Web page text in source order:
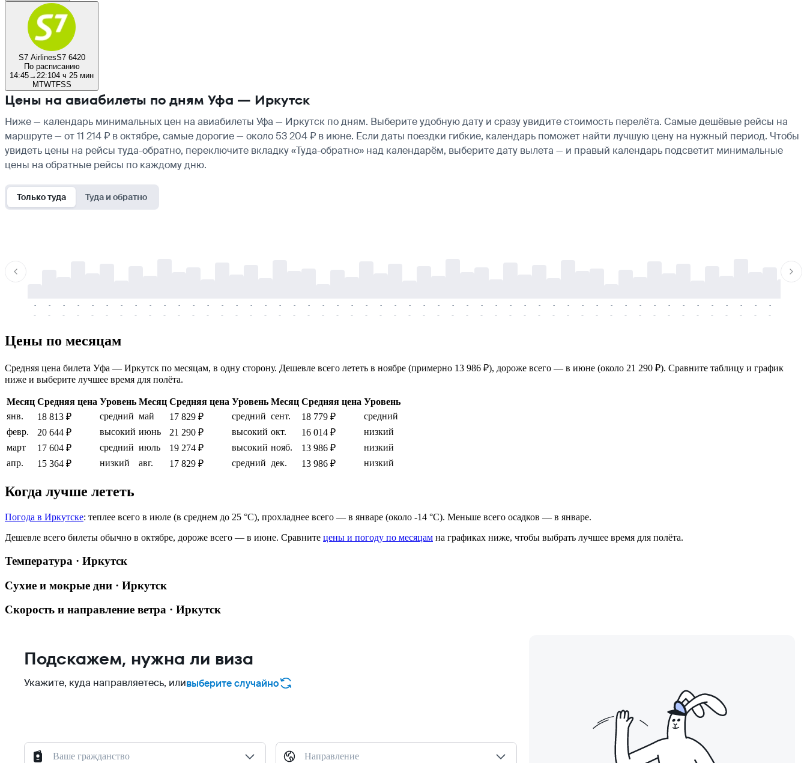
S7 AirlinesS7 6420
По расписанию
14:45→ 22:104 ч 25 мин
MTWTFSS
Цены на авиабилеты по дням Уфа — Иркутск
Ниже — календарь минимальных цен на авиабилеты Уфа — Иркутск по дням. Выберите удобную дату и сразу увидите стоимость перелёта. Самые дешёвые рейсы на
маршруте — от 11 214 ₽ в октябре, самые дорогие — около 53 204 ₽ в июне. Если даты поездки гибкие, календарь поможет найти лучшую цену на нужный период. Чтобы
увидеть цены на рейсы туда-обратно, переключите вкладку «Туда-обратно» над календарём, выберите дату вылета — и правый календарь подсветит минимальные
цены на обратные рейсы по каждому дню.
Только туда Туда и обратно
-
-
-
-
-
-
-
-
-
-
-
-
-
-
-
-
-
-
-
-
-
-
-
-
-
-
-
-
-
-
-
-
-
-
-
-
-
-
-
-
-
-
-
-
-
-
-
-
-
-
-
-
-
-
-
-
-
-
-
-
-
-
-
-
-
-
-
-
-
-
-
-
-
-
-
-
-
-
-
-
-
-
-
-
-
-
-
-
-
-
-
-
-
-
-
-
-
-
-
-
-
-
-
-
Цены по месяцам
Средняя цена билета Уфа — Иркутск по месяцам, в одну сторону. Дешевле всего лететь в ноябре (примерно 13 986 ₽), дороже всего — в июне (около 21 290 ₽). Сравните таблицу и график
ниже и выберите лучшее время для полёта.
Месяц Средняя цена Уровень Месяц Средняя цена Уровень Месяц Средняя цена Уровень
янв.
18 813 ₽ средний май 17 829 ₽ средний сент. 18 779 ₽
средний
февр.
20 644 ₽ высокий июнь 21 290 ₽ высокий окт. 16 014 ₽
низкий
март
17 604 ₽ средний июль 19 274 ₽ высокий нояб. 13 986 ₽
низкий
апр.
15 364 ₽ низкий авг. 17 829 ₽ средний дек. 13 986 ₽ низкий
Когда лучше лететь
Погода в Иркутске: теплее всего в июле (в среднем до 25 °C), прохладнее всего — в январе (около -14 °C). Меньше всего осадков — в январе.
Дешевле всего билеты обычно в октябре, дороже всего — в июне. Сравните цены и погоду по месяцам на графиках ниже, чтобы выбрать лучшее время для полёта.
Температура · Иркутск
Сухие и мокрые дни · Иркутск
Скорость и направление ветра · Иркутск
Подскажем, нужна ли виза
Укажите, куда направляетесь, иливыберите случайно
Ваше гражданство Направление